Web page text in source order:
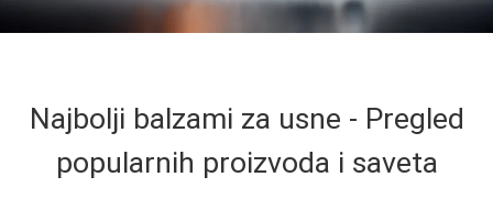
Najbolji balzami za usne - Pregled
popularnih proizvoda i saveta